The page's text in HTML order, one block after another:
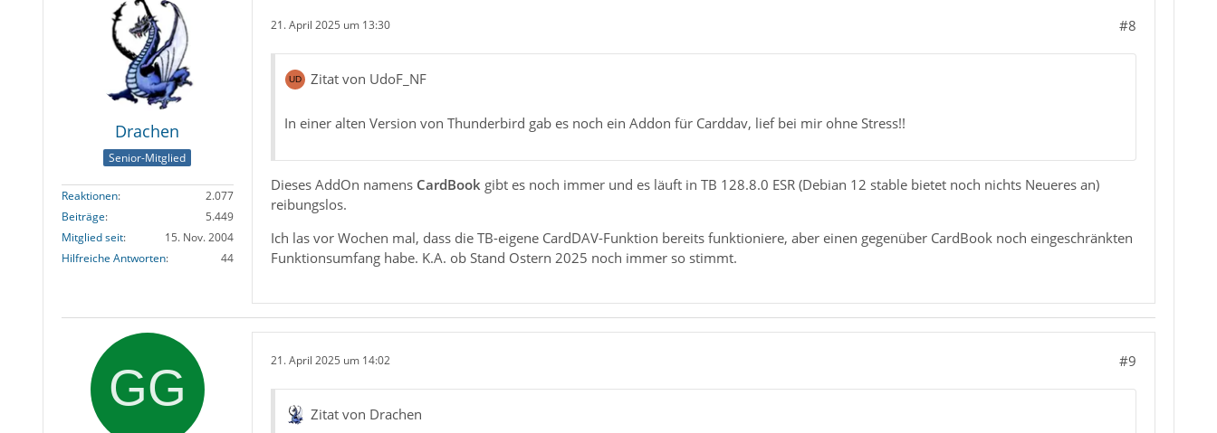
Drachen
Senior-Mitglied
Reaktionen
2.077
Beiträge
5.449
Mitglied seit
15. Nov. 2004
Hilfreiche Antworten
44
21. April 2025 um 13:30 #8
Zitat von UdoF_NF
In einer alten Version von Thunderbird gab es noch ein Addon für Carddav, lief bei mir ohne Stress!!
Dieses AddOn namens CardBook gibt es noch immer und es läuft in TB 128.8.0 ESR (Debian 12 stable bietet noch nichts Neueres an)
reibungslos.
Ich las vor Wochen mal, dass die TB-eigene CardDAV-Funktion bereits funktioniere, aber einen gegenüber CardBook noch eingeschränkten
Funktionsumfang habe. K.A. ob Stand Ostern 2025 noch immer so stimmt.
21. April 2025 um 14:02 #9
Zitat von Drachen